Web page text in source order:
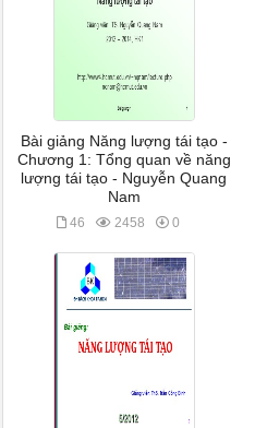
Bài giảng Năng lượng tái tạo -
Chương 1: Tổng quan về năng
lượng tái tạo - Nguyễn Quang
Nam
46 2458 0